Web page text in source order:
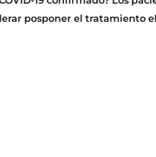
posponer el tratamiento